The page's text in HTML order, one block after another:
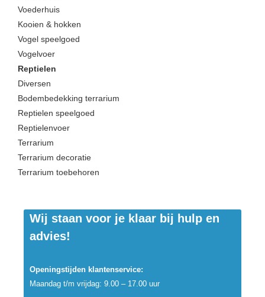
Voederhuis
Kooien & hokken
Vogel speelgoed
Vogelvoer
Reptielen
Diversen
Bodembedekking terrarium
Reptielen speelgoed
Reptielenvoer
Terrarium
Terrarium decoratie
Terrarium toebehoren
Wij staan voor je klaar bij hulp en
advies!
Openingstijden klantenservice:
Maandag t/m vrijdag: 9.00 – 17.00 uur